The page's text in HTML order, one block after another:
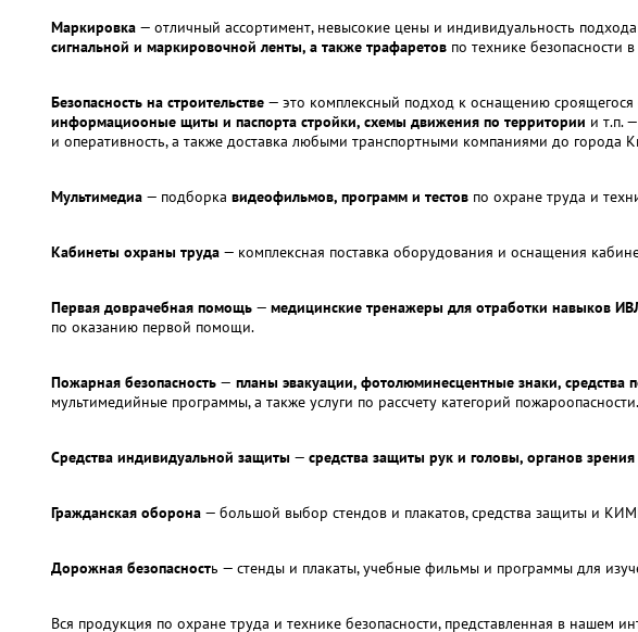
Маркировка — отличный ассортимент, невысокие цены и индивидуальность
сигнальной и маркировочной ленты, а также трафаретов по технике безопасности
Безопасность на строительстве — это комплексный подход к оснащению
информациооные щиты и паспорта стройки, схемы движения по территории и т.п.
и оперативность, а также доставка любыми транспортными компаниями до
Мультимедиа — подборка видеофильмов, программ и тестов по охране труда и
Кабинеты охраны труда — комплексная поставка оборудования и оснащения
Первая доврачебная помощь — медицинские тренажеры для отработки навыков
по оказанию первой помощи.
Пожарная безопасность — планы эвакуации, фотолюминесцентные знаки,
мультимедийные программы, а также услуги по рассчету категорий пожароопасности.
Средства индивидуальной защиты — средства защиты рук и головы, органов зрения
Гражданская оборона — большой выбор стендов и плакатов, средства защиты и
Дорожная безопасность — стенды и плакаты, учебные фильмы и программы для
Вся продукция по охране труда и технике безопасности, представленная в нашем